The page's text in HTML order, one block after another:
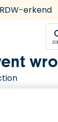
RDW-erkend